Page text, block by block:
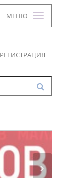
МЕНЮ
РЕГИСТРАЦИЯ